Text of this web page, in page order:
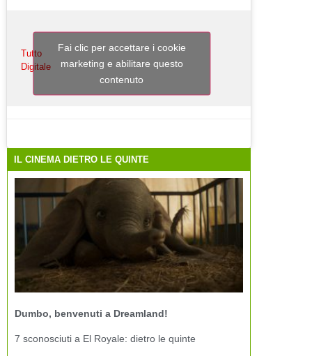
Tutto
Digitale
Fai clic per accettare i cookie
marketing e abilitare questo
contenuto
IL CINEMA DIETRO LE QUINTE
Dumbo, benvenuti a Dreamland!
7 sconosciuti a El Royale: dietro le quinte